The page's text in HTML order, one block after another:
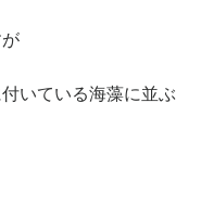
いている海藻に並ぶ